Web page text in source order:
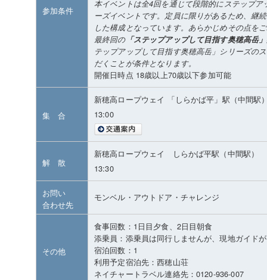
参加条件
本イベントは全4回を通じて段階的にステップ
ーズイベントです。定員に限りがあるため、継
した構成となっています。あらかじめその点を
最終回の「ステップアップして目指す奥穂高岳
テップアップして目指す奥穂高岳」シリーズの
だくことが条件となります。
開催日時点 18歳以上70歳以下参加可能
集 合
新穂高ロープウェイ 「しらかば平」駅（中間駅
13:00
解 散
新穂高ロープウェイ しらかば平駅（中間駅）
13:30
お問い
合わせ先
モンベル・アウトドア・チャレンジ
その他
食事回数：1日目夕食、2日目朝食
添乗員：添乗員は同行しませんが、現地ガイド
宿泊回数：1
利用予定宿泊先：西穂山荘
ネイチャートラベル連絡先：0120-936-007